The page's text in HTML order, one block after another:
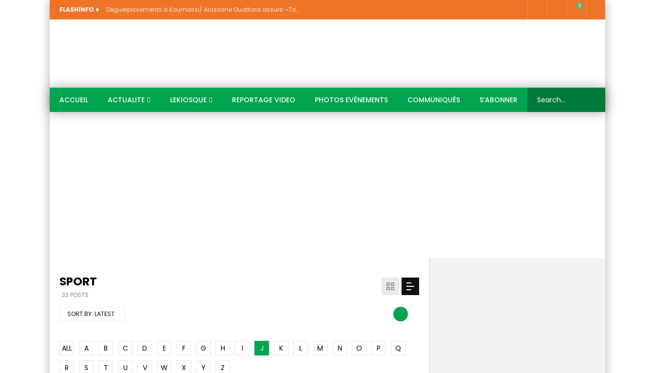
FLASHINFO Déguerpissements à Koumassi/ Alassane Ouattara assure: «Toutes les responsabilités seront établies et elles donneront lieu aux sanctions prévues par la loi» 0
ACCUEIL ACTUALITE LEKIOSQUE REPORTAGE VIDEO PHOTOS EVÈNEMENTS COMMUNIQUÉS S’ABONNER
SPORT
33 POSTS
SORT BY: LATEST
ALL A B C D E F G H I J K L M N O P
Q
R
S T U V W X Y Z